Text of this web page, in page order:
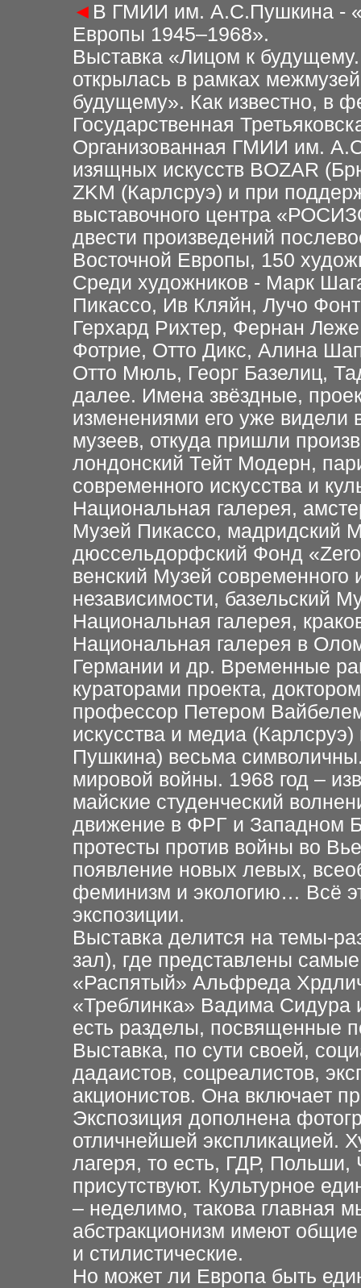
◄ В ГМИИ им. А.С.Пушкина -
Европы 1945–1968».
Выставка «Лицом к
открылась в рамках
будущему». Как известно, в
Государственная
Организованная ГМИИ им.
изящных искусств BOZAR
ZKM (Карлсруэ) и при
выставочного центра
двести произведений
Восточной Европы, 150
Среди художников - Марк
Пикассо, Ив Кляйн, Лучо
Герхард Рихтер, Фернан
Фотрие, Отто Дикс, Алина
Отто Мюль, Георг Базелиц,
далее. Имена звёздные,
изменениями его уже видели
музеев, откуда пришли
лондонский Тейт Модерн,
современного искусства и
Национальная галерея,
Музей Пикассо, мадридский
дюссельдорфский Фонд
венский Музей современного
независимости, базельский
Национальная галерея,
Национальная галерея в
Германии и др. Временные
кураторами проекта,
профессор Петером
искусства и медиа
Пушкина) весьма
мировой войны. 1968 год –
майские студенческий
движение в ФРГ и Западном
протесты против войны во
появление новых левых,
феминизм и экологию… Всё
экспозиции.
Выставка делится на темы-
зал), где представлены
«Распятый» Альфреда
«Треблинка» Вадима Сидура
есть разделы, посвященные
Выставка, по сути своей,
дадаистов, соцреалистов,
акционистов. Она включает
Экспозиция дополнена
отличнейшей экспликацией.
лагеря, то есть, ГДР, Польши,
присутствуют. Культурное
– неделимо, такова главная
абстракционизм имеют
и стилистические.
Но может ли Европа быть